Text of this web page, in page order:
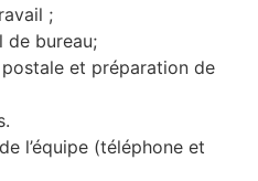
;
de bureau;
et préparation de
l’équipe (téléphone et